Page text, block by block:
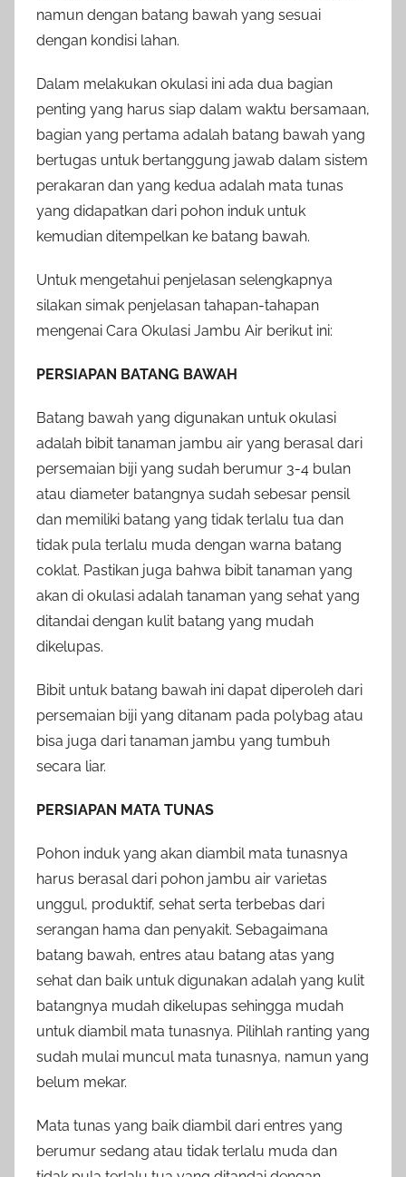
namun dengan batang bawah yang sesuai
dengan kondisi lahan.
Dalam melakukan okulasi ini ada dua bagian
penting yang harus siap dalam waktu bersamaan,
bagian yang pertama adalah batang bawah yang
bertugas untuk bertanggung jawab dalam sistem
perakaran dan yang kedua adalah mata tunas
yang didapatkan dari pohon induk untuk
kemudian ditempelkan ke batang bawah.
Untuk mengetahui penjelasan selengkapnya
silakan simak penjelasan tahapan-tahapan
mengenai Cara Okulasi Jambu Air berikut ini:
PERSIAPAN BATANG BAWAH
Batang bawah yang digunakan untuk okulasi
adalah bibit tanaman jambu air yang berasal dari
persemaian biji yang sudah berumur 3-4 bulan
atau diameter batangnya sudah sebesar pensil
dan memiliki batang yang tidak terlalu tua dan
tidak pula terlalu muda dengan warna batang
coklat. Pastikan juga bahwa bibit tanaman yang
akan di okulasi adalah tanaman yang sehat yang
ditandai dengan kulit batang yang mudah
dikelupas.
Bibit untuk batang bawah ini dapat diperoleh dari
persemaian biji yang ditanam pada polybag atau
bisa juga dari tanaman jambu yang tumbuh
secara liar.
PERSIAPAN MATA TUNAS
Pohon induk yang akan diambil mata tunasnya
harus berasal dari pohon jambu air varietas
unggul, produktif, sehat serta terbebas dari
serangan hama dan penyakit. Sebagaimana
batang bawah, entres atau batang atas yang
sehat dan baik untuk digunakan adalah yang kulit
batangnya mudah dikelupas sehingga mudah
untuk diambil mata tunasnya. Pilihlah ranting yang
sudah mulai muncul mata tunasnya, namun yang
belum mekar.
Mata tunas yang baik diambil dari entres yang
berumur sedang atau tidak terlalu muda dan